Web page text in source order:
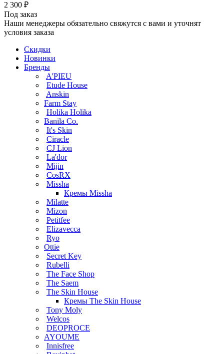
2 300 ₽
Под заказ
Наши менеджеры обязательно свяжутся с вами и уточнят
условия заказа
Скидки
Новинки
Бренды
A'PIEU
Etude House
Anskin
Farm Stay
Holika Holika
Banila Co.
It's Skin
Ciracle
CJ Lion
La'dor
Mijin
CosRX
Missha
Кремы Missha
Milatte
Mizon
Petitfee
Elizavecca
Ryo
Ottie
Secret Key
Rubelli
The Face Shop
The Saem
The Skin House
Кремы The Skin House
Tony Moly
Welcos
DEOPROCE
AYOUME
Innisfree